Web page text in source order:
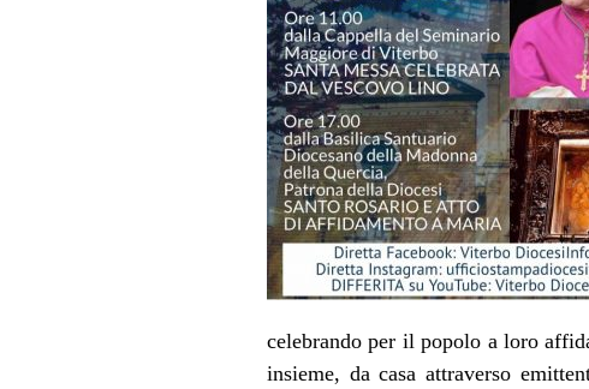
celebrando per il popolo a loro
insieme, da casa attraverso